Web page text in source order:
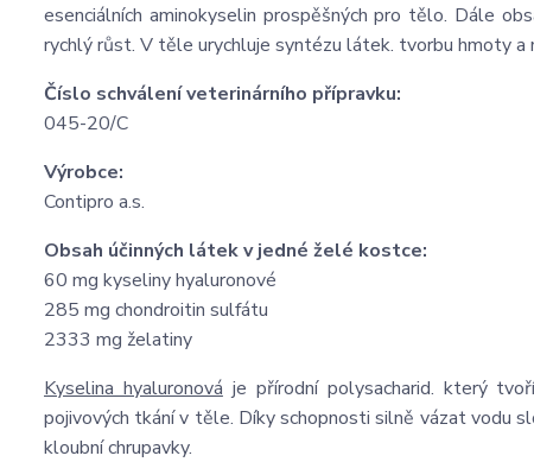
esenciálních aminokyselin prospěšných pro tělo. Dále
rychlý růst. V těle urychluje syntézu látek. tvorbu hmoty a
Číslo schválení veterinárního přípravku:
045-20/C
Výrobce:
Contipro a.s.
Obsah účinných látek v jedné želé kostce:
60 mg kyseliny hyaluronové
285 mg chondroitin sulfátu
2333 mg želatiny
Kyselina hyaluronová je přírodní polysacharid. který
pojivových tkání v těle. Díky schopnosti silně vázat vodu
kloubní chrupavky.